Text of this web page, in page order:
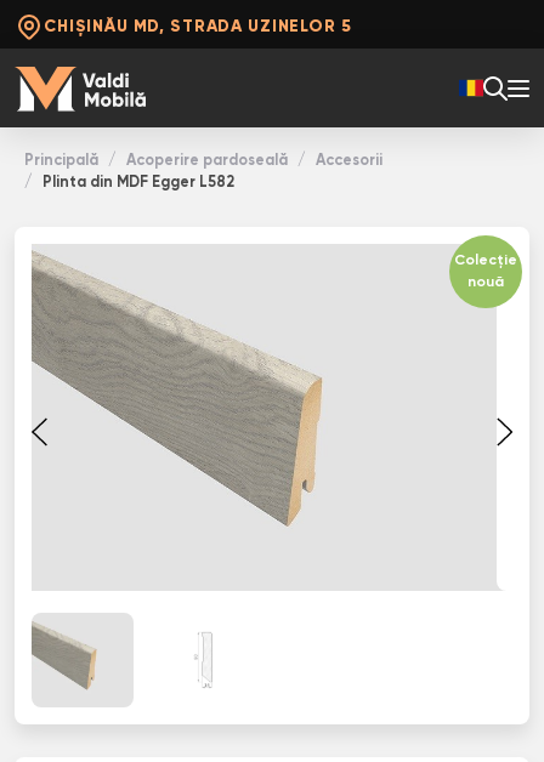
CHIȘINĂU MD, STRADA UZINELOR 5
Principală Acoperire pardoseală
Accesorii
Plinta din MDF Egger L582
Colecție
nouă